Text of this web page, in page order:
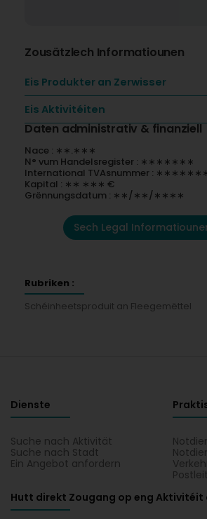
Zousätzlech Informatiounen
Eis Produkter an Zerwisser
Eis Aktivitéiten
Daten administrativ & finanziell
Nace : ∗∗.∗∗∗
N° vum Handelsregister : ∗∗∗∗∗∗∗
International TVAsnummer :
Kapital : ∗∗ ∗∗∗ €
Grënnungsdatum : ∗∗/∗∗/∗∗∗∗
Sech Legal
Rubriken :
Schéinheetsproduit an Fleegemëttel
Dienste
Suche nach Aktivität
Suche nach Stadt
Ein Angebot anfordern
Hutt direkt Zougang op eng Aktivitéit